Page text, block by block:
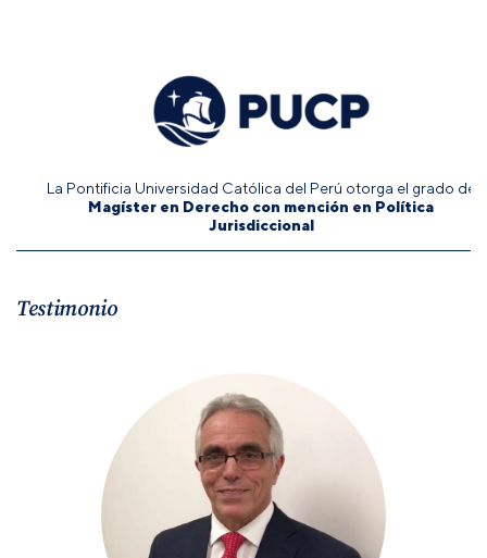
La Pontificia Universidad Católica del Perú otorga el grado de
Magíster en Derecho con mención en Política
Jurisdiccional
Testimonio